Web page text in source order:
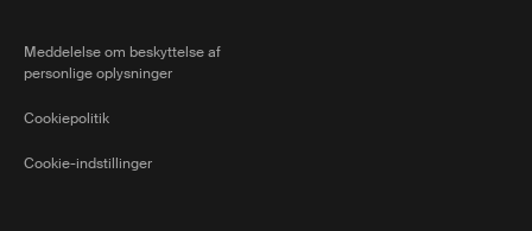
Meddelelse om beskyttelse af
personlige oplysninger
Cookiepolitik
Cookie-indstillinger